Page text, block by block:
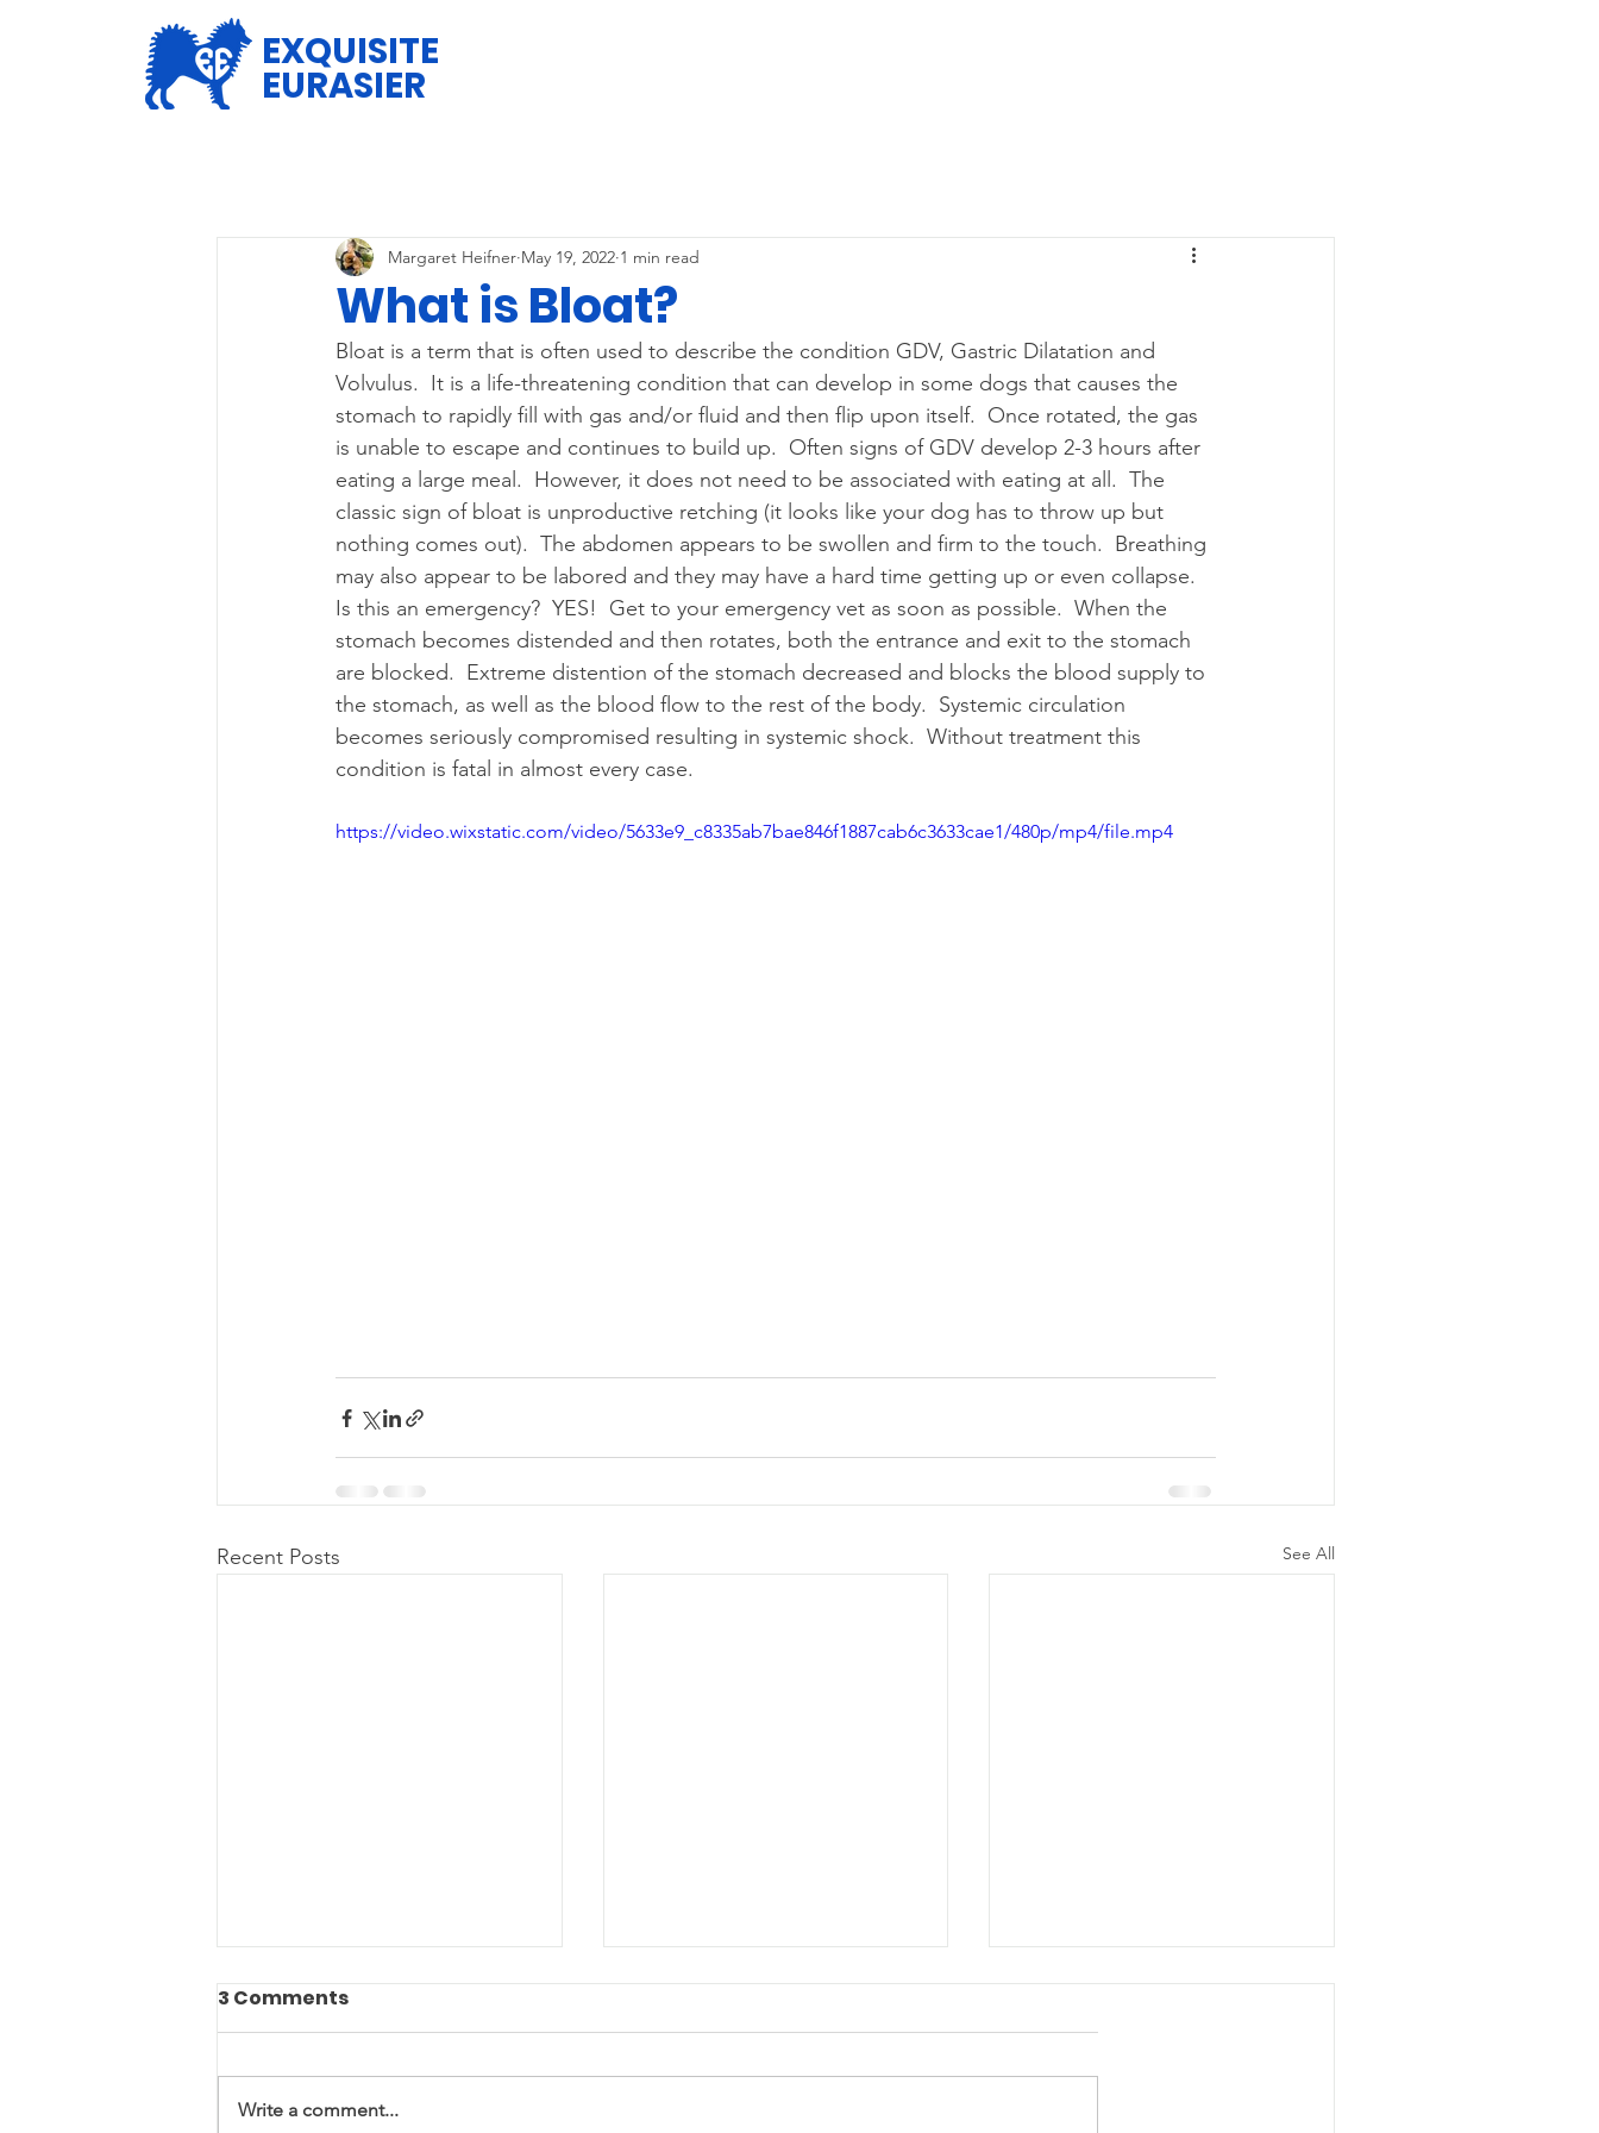
EXQUISITE
EURASIER
What is Bloat?
Margaret Heifner May 19, 2022 1 min read
Bloat is a term that is often used to describe the condition GDV, Gastric Dilatation and
Volvulus.  It is a life-threatening condition that can develop in some dogs that causes the
stomach to rapidly fill with gas and/or fluid and then flip upon itself.  Once rotated, the gas
is unable to escape and continues to build up.  Often signs of GDV develop 2-3 hours after
eating a large meal.  However, it does not need to be associated with eating at all.  The
classic sign of bloat is unproductive retching (it looks like your dog has to throw up but
nothing comes out).  The abdomen appears to be swollen and firm to the touch.  Breathing
may also appear to be labored and they may have a hard time getting up or even collapse.
Is this an emergency?  YES!  Get to your emergency vet as soon as possible.  When the
stomach becomes distended and then rotates, both the entrance and exit to the stomach
are blocked.  Extreme distention of the stomach decreased and blocks the blood supply to
the stomach, as well as the blood flow to the rest of the body.  Systemic circulation
becomes seriously compromised resulting in systemic shock.  Without treatment this
condition is fatal in almost every case.
https://video.wixstatic.com/video/5633e9_c8335ab7bae846f1887cab6c3633cae1/480p/mp4/file.mp4
Recent Posts See All
3 Comments
Write a comment...